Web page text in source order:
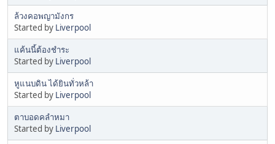
ล้วงคอพญามังกร
Started by Liverpool
แค้นนี้ต้องชำระ
Started by Liverpool
หูแนบดิน ได้ยินทั่วหล้า
Started by Liverpool
ตาบอดคลำหมา
Started by Liverpool